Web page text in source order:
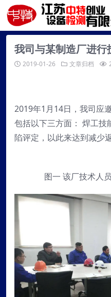
我司与某制造厂进行
2019-01-26 文章归档
2019年1月14日，我司应
包括以下三方面： 焊工技
陷评定，以此来达到减少
图一 该厂技术人